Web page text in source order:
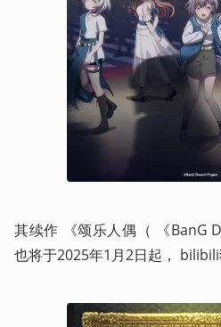
其续作 《颂乐人偶（ 《BanG
也将于2025年1月2日起， bilibili